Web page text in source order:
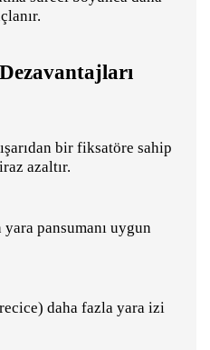
bir fiksatöre sahip
azaltır.
pansumanı uygun
daha fazla yara izi